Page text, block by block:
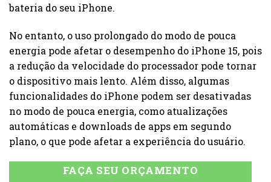
bateria do seu iPhone.
No entanto, o uso prolongado do modo de pouca
energia pode afetar o desempenho do iPhone 15, pois
a redução da velocidade do processador pode tornar
o dispositivo mais lento. Além disso, algumas
funcionalidades do iPhone podem ser desativadas
no modo de pouca energia, como atualizações
automáticas e downloads de apps em segundo
plano, o que pode afetar a experiência do usuário.
FAÇA SEU ORÇAMENTO